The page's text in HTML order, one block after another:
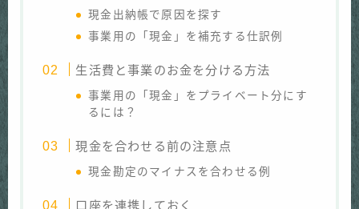
現金出納帳で原因を探す
事業用の「現金」を補充する仕訳例
生活費と事業のお金を分ける方法
事業用の「現金」をプライベート分にす
るには？
現金を合わせる前の注意点
現金勘定のマイナスを合わせる例
口座を連携しておく